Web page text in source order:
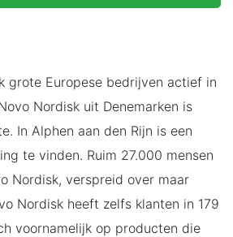
grote Europese bedrijven actief in
Nordisk uit Denemarken is
In Alphen aan den Rijn is een
te vinden. Ruim 27.000 mensen
Nordisk, verspreid over maar
Nordisk heeft zelfs klanten in 179
voornamelijk op producten die